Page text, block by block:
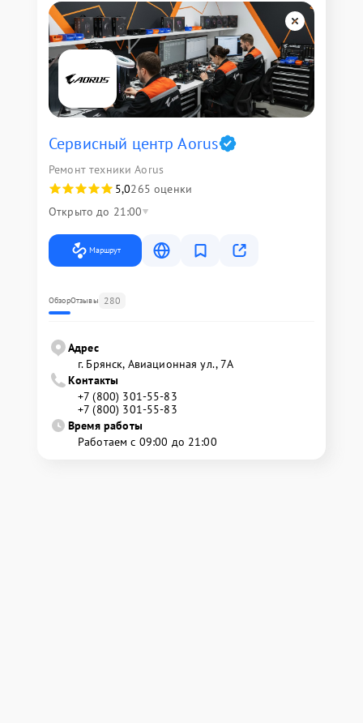
Сервисный центр Aorus
Ремонт техники Aorus
5,0265 оценки
Открыто до 21:00
Маршрут
ОбзорОтзывы 280
Адрес
г. Брянск, Авиационная ул., 7А
Контакты
+7 (800) 301-55-83
+7 (800) 301-55-83
Время работы
Работаем с 09:00 до 21:00